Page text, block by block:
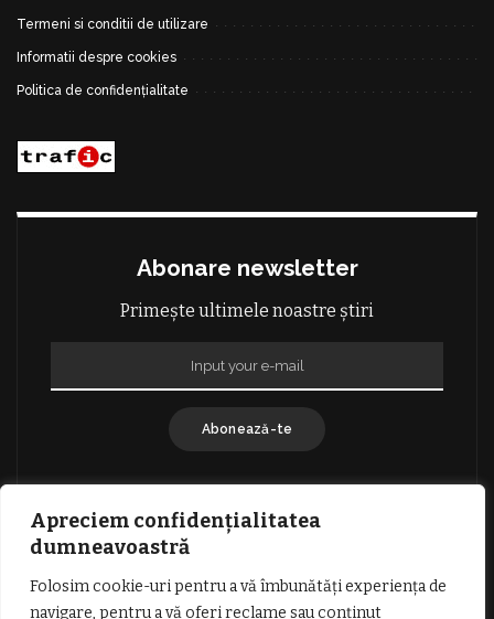
Apreciem confidențialitatea
dumneavoastră
Folosim cookie-uri pentru a vă îmbunătăți experiența de
navigare, pentru a vă oferi reclame sau conținut
Termeni si conditii de utilizare
Informatii despre cookies
Politica de confidențialitate
Abonare newsletter
Primește ultimele noastre știri
Abonează-te